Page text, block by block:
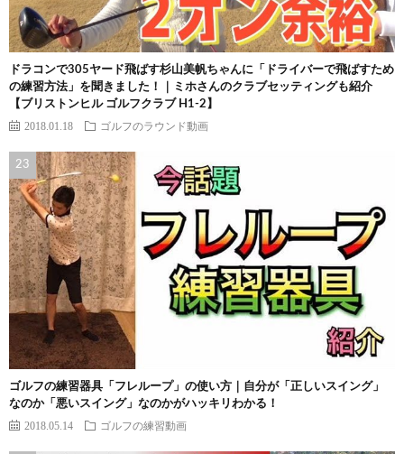
ドラコンで305ヤード飛ばす杉山美帆ちゃんに「ドライバーで飛ばすため
の練習方法」を聞きました！｜ミホさんのクラブセッティングも紹介
【ブリストンヒル ゴルフクラブ H1-2】
2018.01.18 ゴルフのラウンド動画
ゴルフの練習器具「フレループ」の使い方｜自分が「正しいスイング」
なのか「悪いスイング」なのかがハッキリわかる！
2018.05.14 ゴルフの練習動画